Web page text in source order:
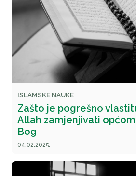
ISLAMSKE NAUKE
Zašto je pogrešno
Allah zamjenjivati
Bog
04.02.2025.